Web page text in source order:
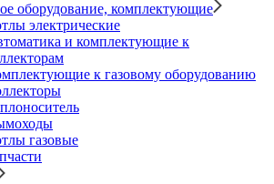
оборудование, комплектующие
электрические
и комплектующие к
к газовому оборудованию
газовые